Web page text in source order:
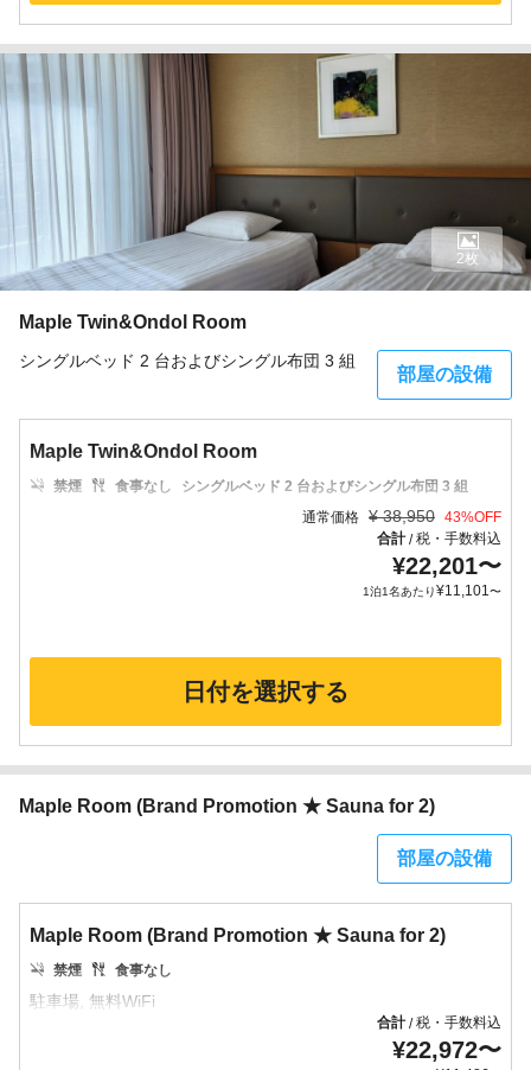
Maple Twin&Ondol Room
シングルベッド 2 台およびシングル布団 3 組
部屋の設備
2枚
Maple Twin&Ondol Room
禁煙 食事なし
シングルベッド 2 台およびシングル布団 3 組
通常価格 ¥ 38,950 43%OFF
合計/税・手数料込
¥22,201〜
1泊1名あたり¥11,101〜
日付を選択する
Maple Room (Brand Promotion ★ Sauna for 2)
部屋の設備
Maple Room (Brand Promotion ★ Sauna for 2)
禁煙 食事なし
合計/税・手数料込
¥22,972〜